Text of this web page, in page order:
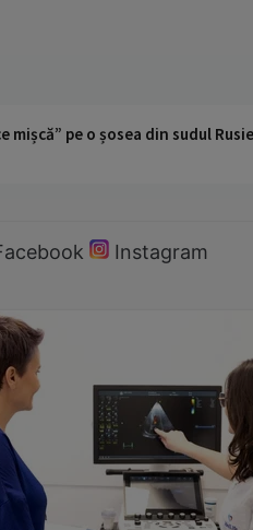
mișcă” pe o șosea din sudul
Instagram